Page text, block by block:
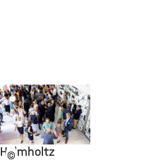
Helmholtz
©